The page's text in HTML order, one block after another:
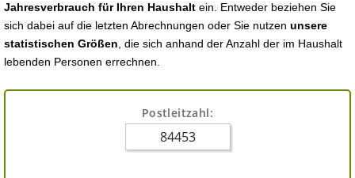
Jahresverbrauch für Ihren Haushalt ein. Entweder beziehen Sie
sich dabei auf die letzten Abrechnungen oder Sie nutzen unsere
statistischen Größen , die sich anhand der Anzahl der im Haushalt
lebenden Personen errechnen.
Postleitzahl: